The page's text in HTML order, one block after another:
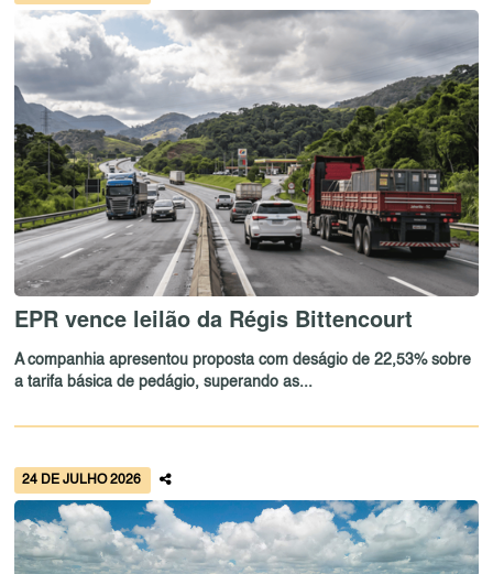
EPR vence leilão da Régis Bittencourt
A companhia apresentou proposta com deságio de 22,53% sobre
a tarifa básica de pedágio, superando as...
24 DE JULHO 2026